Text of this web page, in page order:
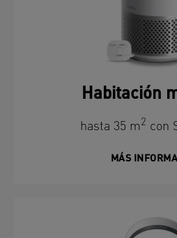
Habitación
hasta 35 m2 con
MÁS